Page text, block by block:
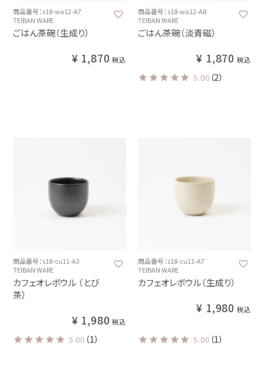
商品番号：s18-wa12-A7
TEIBAN WARE
ごはん茶碗（生成り）
¥ 1,870 税込
商品番号：s18-wa12-A8
TEIBAN WARE
ごはん茶碗（淡青磁）
¥ 1,870 税込
5.00 （2）
商品番号：s18-cu11-A3
TEIBAN WARE
カフェオレボウル （とび
茶）
¥ 1,980 税込
5.00 （1）
商品番号：s18-cu11-A7
TEIBAN WARE
カフェオレボウル（生成り）
¥ 1,980 税込
5.00 （1）